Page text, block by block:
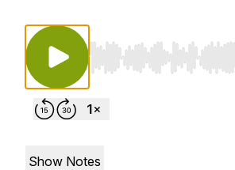
Use Left/Right to seek,
Show Notes